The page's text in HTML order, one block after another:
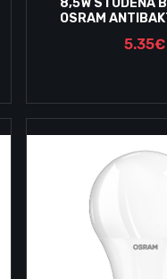
OSRAM
5.35€